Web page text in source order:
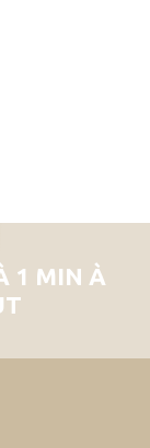
1 MIN À